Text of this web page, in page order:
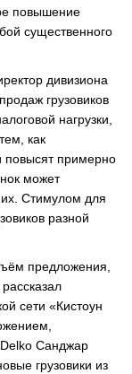
повышение
существенного
дивизиона
грузовиков
нагрузки,
как
повысят примерно
может
Стимулом для
разной
предложения,
сети «Кистоун
Delko Санджар
грузовики из